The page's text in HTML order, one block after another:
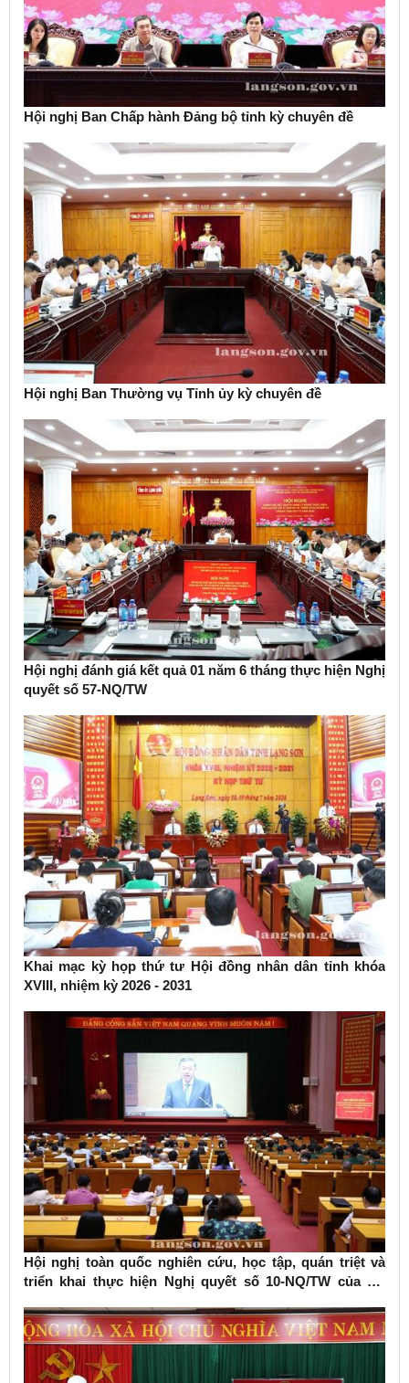
Hội nghị Ban Chấp hành Đảng bộ tỉnh kỳ chuyên đề
Hội nghị Ban Thường vụ Tỉnh ủy kỳ chuyên đề
Hội nghị đánh giá kết quả 01 năm 6 tháng thực hiện Nghị
quyết số 57-NQ/TW
Khai mạc kỳ họp thứ tư Hội đồng nhân dân tỉnh khóa
XVIII, nhiệm kỳ 2026 - 2031
Hội nghị toàn quốc nghiên cứu, học tập, quán triệt và
triển khai thực hiện Nghị quyết số 10-NQ/TW của Bộ